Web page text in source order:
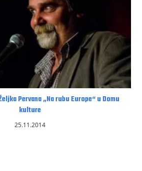
Pervana „Na rubu Europe“ u Domu
kulture
25.11.2014